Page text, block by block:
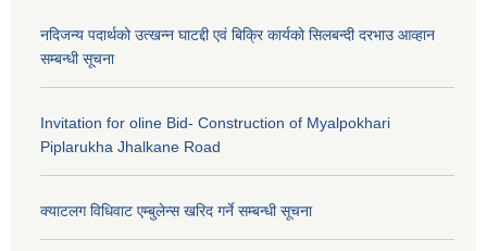
नदिजन्य पदार्थको उत्खन्न घाटद्दी एवं बिक्रि कार्यको सिलबन्दी दरभाउ आव्हान
सम्बन्धी सूचना
Invitation for oline Bid- Construction of Myalpokhari
Piplarukha Jhalkane Road
क्याटलग विधिवाट एम्बुलेन्स खरिद गर्ने सम्बन्धी सूचना